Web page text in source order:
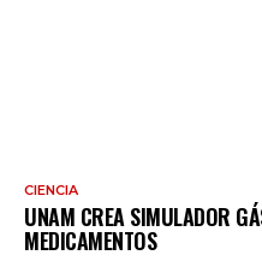
CIENCIA
UNAM CREA SIMULADOR
MEDICAMENTOS